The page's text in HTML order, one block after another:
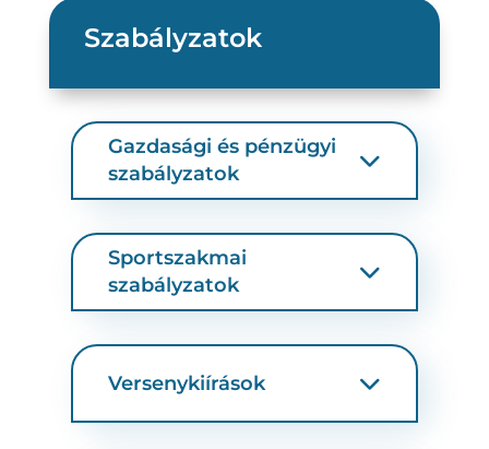
Szabályzatok
Gazdasági és pénzügyi
szabályzatok
Sportszakmai
szabályzatok
Versenykiírások